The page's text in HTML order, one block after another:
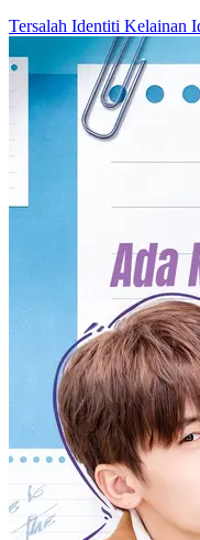
Tersalah Identiti Kelainan